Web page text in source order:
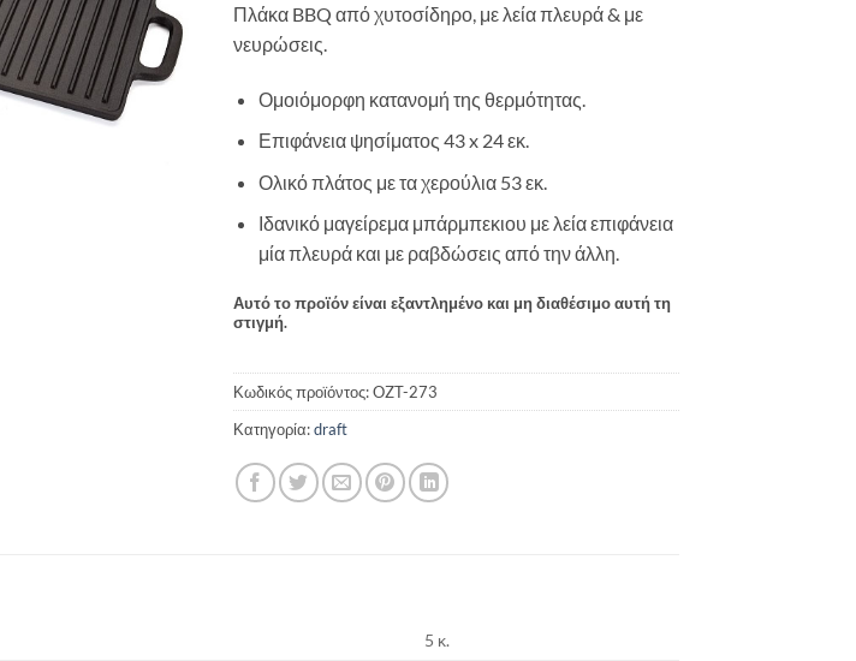
Πλάκα BBQ από χυτοσίδηρο, με λεία πλευρά & με
νευρώσεις.
Ομοιόμορφη κατανομή της θερμότητας.
Επιφάνεια ψησίματος 43 x 24 εκ.
Ολικό πλάτος με τα χερούλια 53 εκ.
Ιδανικό μαγείρεμα μπάρμπεκιου με λεία επιφάνεια
μία πλευρά και με ραβδώσεις από την άλλη.
Αυτό το προϊόν είναι εξαντλημένο και μη διαθέσιμο αυτή τη
στιγμή.
Κωδικός προϊόντος:OZT-273
Κατηγορία:draft
5 κ.